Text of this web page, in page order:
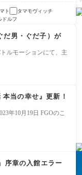
ト
タマモヴィッチ
ドルフ
だ男・ぐだ子）が
ルモーションにて、主
当の幸せ』更新！
年10月19日 FGOのこ
序章の入館エラー
を
検